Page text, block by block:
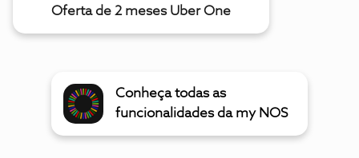
Oferta de 2 meses Uber One
Conheça todas as
funcionalidades da my NOS